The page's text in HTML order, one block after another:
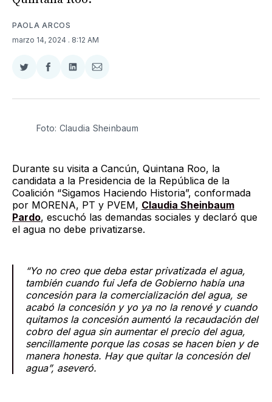
PAOLA ARCOS
marzo 14, 2024 . 8:12 AM
Compartir
Twitter
Compartir
Facebook
Compartir
LinkedIn
Compartir
Email
Foto: Claudia Sheinbaum
Durante su visita a Cancún, Quintana Roo, la
candidata a la Presidencia de la República de la
Coalición “Sigamos Haciendo Historia”, conformada
por MORENA, PT y PVEM, Claudia Sheinbaum
Pardo, escuchó las demandas sociales y declaró que
el agua no debe privatizarse.
“Yo no creo que deba estar privatizada el agua,
también cuando fui Jefa de Gobierno había una
concesión para la comercialización del agua, se
acabó la concesión y yo ya no la renové y cuando
quitamos la concesión aumentó la recaudación del
cobro del agua sin aumentar el precio del agua,
sencillamente porque las cosas se hacen bien y de
manera honesta. Hay que quitar la concesión del
agua”, aseveró.